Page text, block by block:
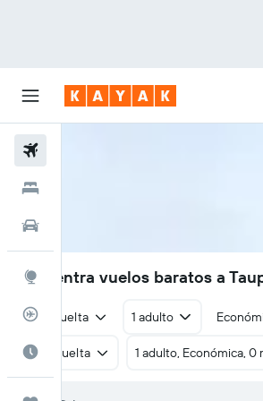
Explore
Rastreador
Cuándo ir
Encuentra vuelos baratos a
Ida y vuelta 1 adulto
Ida y vuelta 1 adulto, Económica, 0